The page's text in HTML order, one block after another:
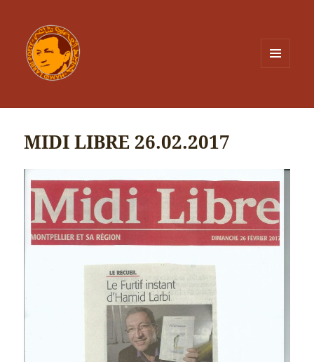
MIDI LIBRE 26.02.2017